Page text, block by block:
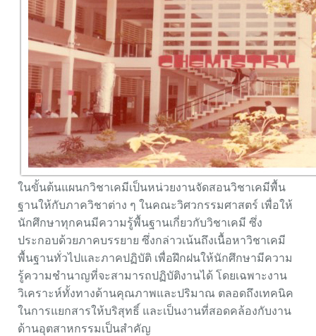
ในขั้นต้นแผนกวิชาเคมีเป็นหน่วยงานจัดสอนวิชาเคมีพื้น
ฐานให้กับภาควิชาต่าง ๆ ในคณะวิศวกรรมศาสตร์ เพื่อให้
นักศึกษาทุกคนมีความรู้พื้นฐานเกี่ยวกับวิชาเคมี ซึ่ง
ประกอบด้วยภาคบรรยาย ซึ่งกล่าวเน้นถึงเนื้อหาวิชาเคมี
พื้นฐานทั่วไปและภาคปฏิบัติ เพื่อฝึกฝนให้นักศึกษามีความ
รู้ความชำนาญที่จะสามารถปฏิบัติงานได้ โดยเฉพาะงาน
วิเคราะห์ทั้งทางด้านคุณภาพและปริมาณ ตลอดถึงเทคนิค
ในการแยกสารให้บริสุทธิ์ และเป็นงานที่สอดคล้องกับงาน
ด้านอุตสาหกรรมเป็นสำคัญ